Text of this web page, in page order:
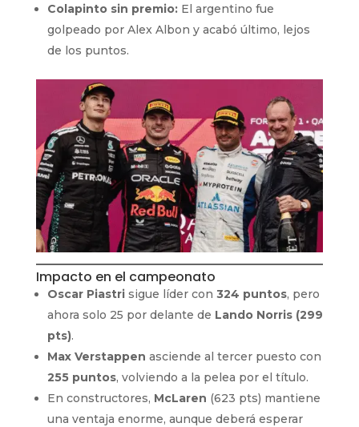
Colapinto sin premio:El argentino fue
golpeado por Alex Albon y acabó último, lejos
de los puntos.
Impacto en el campeonato
Oscar Piastrisigue líder con 324 puntos, pero
ahora solo 25 por delante de Lando Norris (299
pts).
Max Verstappen asciende al tercer puesto con
255 puntos, volviendo a la pelea por el título.
En constructores, McLaren (623 pts) mantiene
una ventaja enorme, aunque deberá esperar